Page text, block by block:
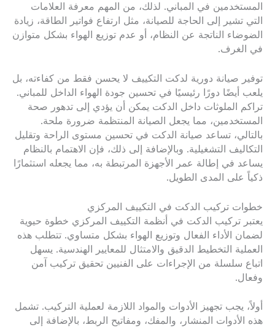
المستخدمين في المباني. لذلك، من المهم معرفة العلامات
التي تشير إلى الحاجة للصيانة، مثل ارتفاع فواتير الطاقة، زيادة
الضوضاء الناتجة عن النظام، أو عدم توزيع الهواء بشكل متوازن
في الغرف.
توفير صيانة دورية لدكت التكييف لا يحسن فقط من كفاءته، بل
يلعب أيضًا دورًا رئيسيًا في تحسين جودة الهواء الداخل للمباني.
تراكم الملوثات داخل الدكت يمكن أن يؤدي إلى تدهور صحة
المستخدمين، مما يجعل الصيانة المنتظمة ضرورة ملحة.
بالتالي، تساعد صيانة الدكت في تحسين مستوى الراحة وتقليل
التكاليف التشغيلية. وبالإضافة إلى ذلك، فإن الاهتمام بالنظام
يساعد في إطالة عمر الأجهزة المرتبطة به، مما يجعله استثمارًا
ذكياً على المدى الطويل.
خطوات تركيب الدكت في التكييف المركزي
يعتبر تركيب الدكت في أنظمة التكييف المركزي خطوة حيوية
لضمان الأداء الفعال وتوزيع الهواء بشكل متساوي. تتطلب هذه
العملية التخطيط الدقيق والامتثال للمعايير الهندسية. يسهل
اتباع سلسلة من الإجراءات على الفنيين تحقيق تركيب آمن
وفعال.
أولاً، يجب تجهيز الأدوات والمواد اللازمة لعملية التركيب. تشمل
هذه الأدوات المنشار، والمفك، ومفاتيح الربط، بالإضافة إلى